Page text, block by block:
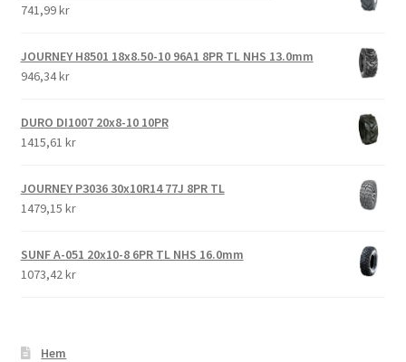
741,99 kr
JOURNEY H8501 18x8.50-10 96A1 8PR TL NHS 13.0mm
946,34 kr
DURO DI1007 20x8-10 10PR
1415,61 kr
JOURNEY P3036 30x10R14 77J 8PR TL
1479,15 kr
SUNF A-051 20x10-8 6PR TL NHS 16.0mm
1073,42 kr
Hem